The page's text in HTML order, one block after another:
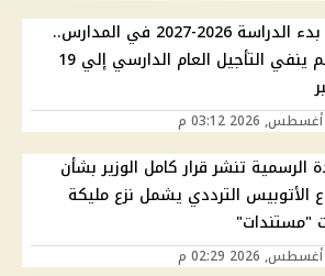
موعد بدء الدراسة 2026-2027 في المدارس..
التعليم ينفي التأجيل العام الدارسي إلي 19
الرسمية تنشر قرار كامل الوزير بشأن
الأتوبيس الترددي يشمل نزع مليكة
"مستندات"